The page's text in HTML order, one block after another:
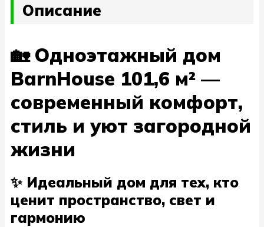
Описание
🏡 Одноэтажный дом
BarnHouse 101,6 м² —
современный комфорт,
стиль и уют загородной
жизни
✨ Идеальный дом для тех, кто
ценит пространство, свет и
гармонию